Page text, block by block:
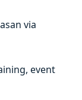
via
event